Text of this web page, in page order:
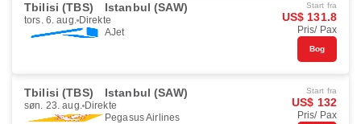
Tbilisi (TBS) Istanbul (SAW)
tors. 6. aug. Direkte
AJet
Start fra
US$ 131.8
Pris/ Pax
Bog
Tbilisi (TBS) Istanbul (SAW)
søn. 23. aug. Direkte
Pegasus Airlines
Start fra
US$ 132
Pris/ Pax